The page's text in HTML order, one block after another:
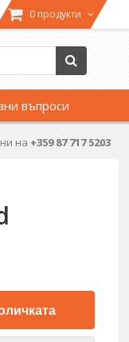
0 продукти
въпроси
на +359 87 717 5203